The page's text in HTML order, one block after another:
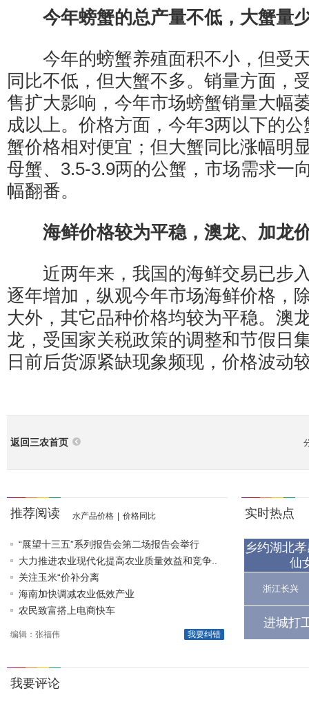
今年螃蟹的总产量不低，大蟹量
今年的螃蟹养殖面积不小，但受
同比不低，但大蟹不多。销量方面，
售扩大影响，今年市场螃蟹销量大幅
成以上。价格方面，今年3两以下的
蟹价格相对便宜；但大蟹同比涨幅明
母蟹、3.5-3.9两的公蟹，市场需求一
幅翻番。
海鲜价格较为平稳，澳龙、加龙
近两年来，我国的海鲜交易已步
逐年增加，纵观今年市场海鲜价格，
大外，其它品种价格均较为平稳。澳
龙，受国家关税政策的调整和节假日
日前后货源紧缺现象频现，价格波动
返回三农首页
推荐阅读 水产品价格 价格同比
“展望十三五”系列报告会第二场报告会举行
大力推进农业现代化提高农业质量效益和竞争..
关注玉米“价补分离
海南加快调减农业低效产业
农民致富搭上电商快车
我要纠错
编辑：张福伟
实时热点
乡约湖北
仙
浙江长兴
进城打